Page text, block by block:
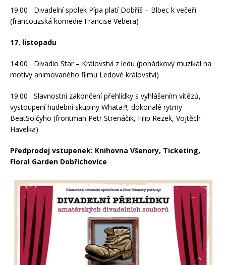
19:00 Divadelní spolek Pípa platí Dobříš – Blbec k večeři
(francouzská komedie Francise Vebera)
17. listopadu
14:00 Divadlo Star – Království z ledu (pohádkový muzikál na
motivy animovaného filmu Ledové království)
19:00 Slavnostní zakončení přehlídky s vyhlášením vítězů,
vystoupení hudební skupiny Whata?!, dokonalé rytmy
BeatSolčyho (frontman Petr Strenáčik, Filip Rezek, Vojtěch
Havelka)
Předprodej vstupenek: Knihovna Všenory, Ticketing,
Floral Garden Dobřichovice